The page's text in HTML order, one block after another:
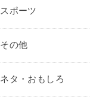
スポーツ
その他
ネタ・おもしろ